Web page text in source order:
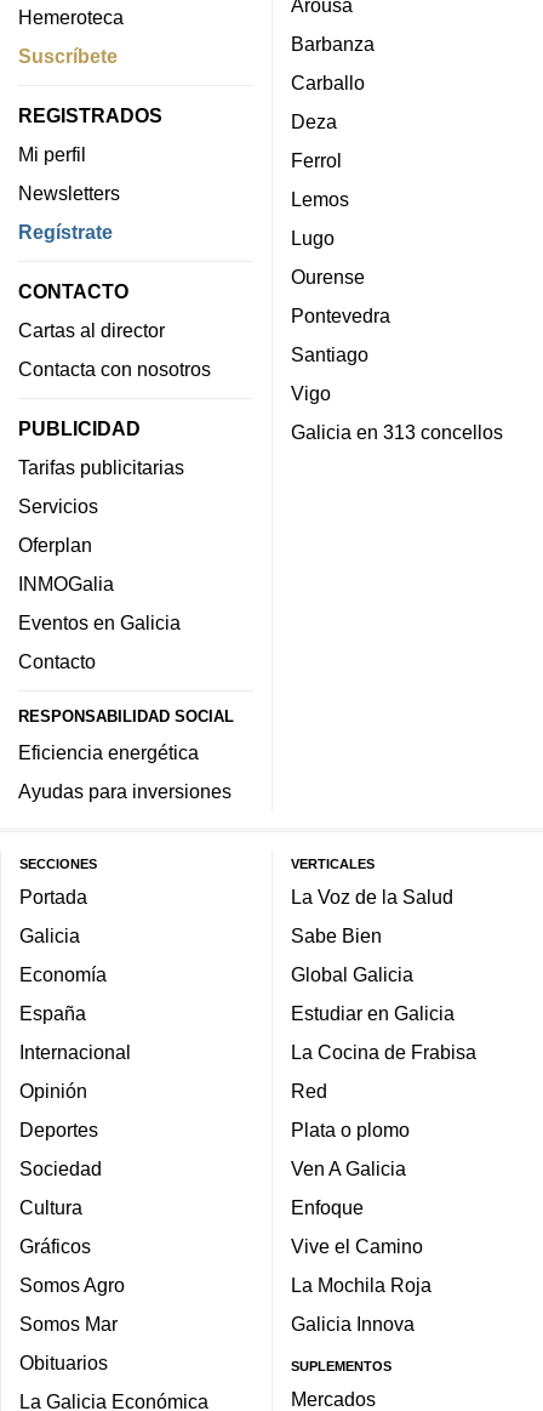
Hemeroteca
Suscríbete
REGISTRADOS
Mi perfil
Newsletters
Regístrate
CONTACTO
Cartas al director
Contacta con nosotros
PUBLICIDAD
Tarifas publicitarias
Servicios
Oferplan
INMOGalia
Eventos en Galicia
Contacto
RESPONSABILIDAD SOCIAL
Eficiencia energética
Ayudas para inversiones
Arousa
Barbanza
Carballo
Deza
Ferrol
Lemos
Lugo
Ourense
Pontevedra
Santiago
Vigo
Galicia en 313 concellos
SECCIONES
Portada
Galicia
Economía
España
Internacional
Opinión
Deportes
Sociedad
Cultura
Gráficos
Somos Agro
Somos Mar
Obituarios
La Galicia Económica
VERTICALES
La Voz de la Salud
Sabe Bien
Global Galicia
Estudiar en Galicia
La Cocina de Frabisa
Red
Plata o plomo
Ven A Galicia
Enfoque
Vive el Camino
La Mochila Roja
Galicia Innova
SUPLEMENTOS
Mercados